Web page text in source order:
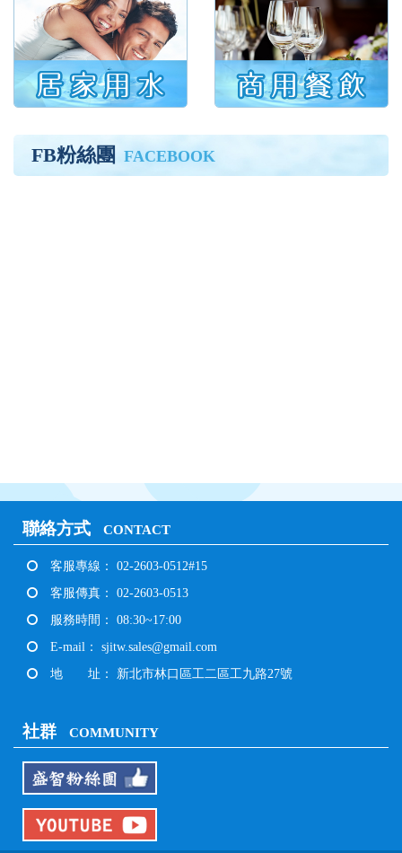
FB粉絲團 FACEBOOK
聯絡方式 CONTACT
客服專線： 02-2603-0512#15
客服傳真： 02-2603-0513
服務時間： 08:30~17:00
E-mail： sjitw.sales@gmail.com
地 址： 新北市林口區工二區工九路27號
社群 COMMUNITY